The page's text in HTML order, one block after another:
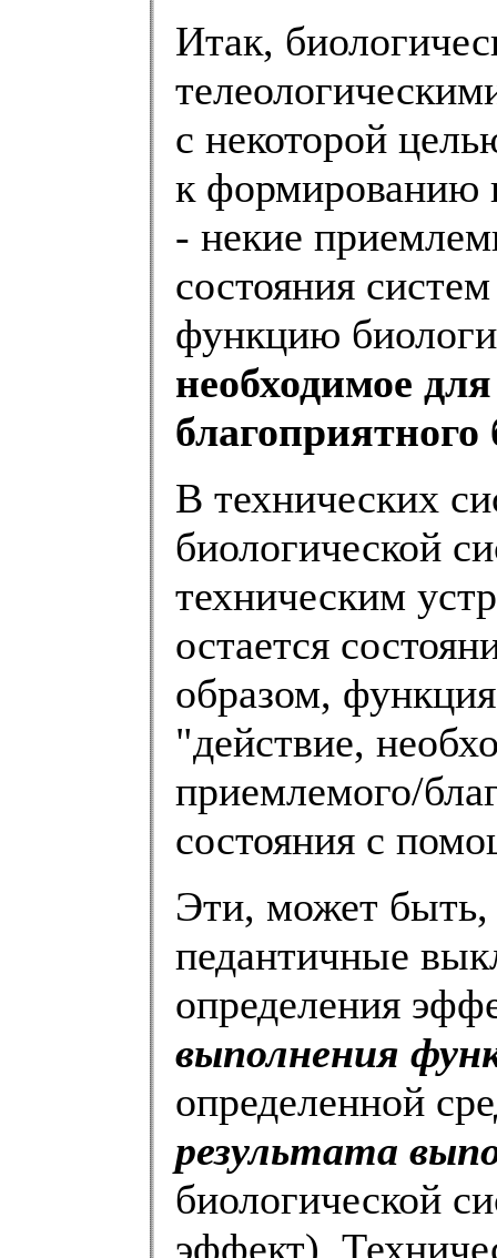
Итак,
с некоторой
к формированию
- некие
состояния
функцию
необходимое
благоприятного
В технических
биологической
техническим
остается
образом,
"действие,
приемлемого/
состояния с
Эти, может быть,
педантичные
определения
выполнения
определенной
результата
биологической
эффект).